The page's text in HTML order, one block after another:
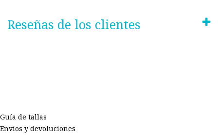
Reseñas de los clientes
Guía de tallas
Envíos y devoluciones